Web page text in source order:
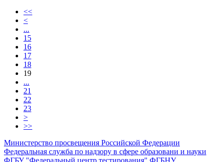
<<
<
...
15
16
17
18
19
...
21
22
23
>
>>
Министерство просвещения Российской Федерации
Федеральная служба по надзору в сфере образовани и науки